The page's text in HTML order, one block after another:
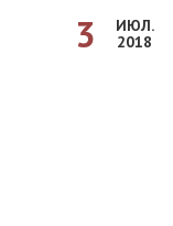
3
ИЮЛ.
2018